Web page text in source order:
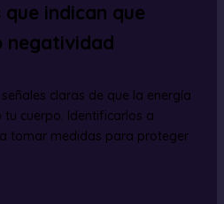
indican que
negatividad
claras de que la energía
cuerpo. Identificarlos a
tomar medidas para proteger